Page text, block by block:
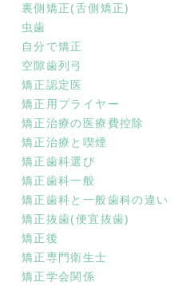
裏側矯正(舌側矯正)
虫歯
自分で矯正
空隙歯列弓
矯正認定医
矯正用プライヤー
矯正治療の医療費控除
矯正治療と喫煙
矯正歯科選び
矯正歯科一般
矯正歯科と一般歯科の違い
矯正抜歯(便宜抜歯)
矯正後
矯正専門衛生士
矯正学会関係